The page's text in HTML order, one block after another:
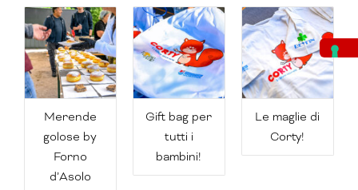
Merende
golose by
Forno
d’Asolo
Gift bag per
tutti i
bambini!
Le maglie di
Corty!